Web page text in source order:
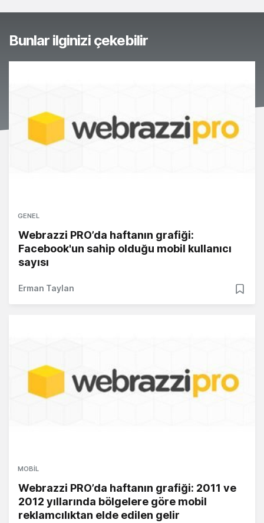
Bunlar ilginizi çekebilir
GENEL
Webrazzi PRO’da haftanın grafiği:
Facebook'un sahip olduğu mobil kullanıcı
sayısı
Erman Taylan
MOBIL
Webrazzi PRO’da haftanın grafiği: 2011 ve
2012 yıllarında bölgelere göre mobil
reklamcılıktan elde edilen gelir